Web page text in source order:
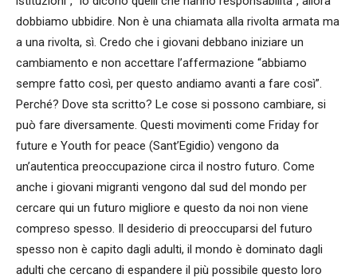
dobbiamo ubbidire. Non è una chiamata alla rivolta armata ma
a una rivolta, sì. Credo che i giovani debbano iniziare un
cambiamento e non accettare l’affermazione “abbiamo
sempre fatto così, per questo andiamo avanti a fare così”.
Perché? Dove sta scritto? Le cose si possono cambiare, si
può fare diversamente. Questi movimenti come Friday for
future e Youth for peace (Sant’Egidio) vengono da
un’autentica preoccupazione circa il nostro futuro. Come
anche i giovani migranti vengono dal sud del mondo per
cercare qui un futuro migliore e questo da noi non viene
compreso spesso. Il desiderio di preoccuparsi del futuro
spesso non è capito dagli adulti, il mondo è dominato dagli
adulti che cercano di espandere il più possibile questo loro